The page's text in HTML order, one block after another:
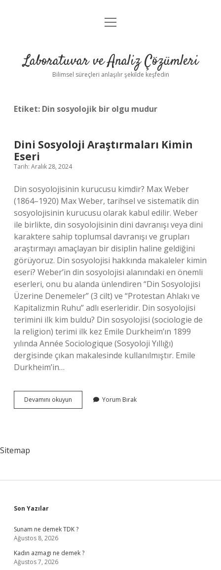
Anasayfa
Yasal Uyarı
menüyü
Laboratuvar ve Analiz Çözümleri
Bilimsel süreçleri anlaşılır şekilde keşfedin
Etiket: Din sosyolojik bir olgu mudur
Dini Sosyoloji Araştırmaları Kimin
Eseri
Tarih: Aralık 28, 2024
Din sosyolojisinin kurucusu kimdir? Max Weber
(1864–1920) Max Weber, tarihsel ve sistematik din
sosyolojisinin kurucusu olarak kabul edilir. Weber
ile birlikte, din sosyolojisinin dini davranışı veya dini
karaktere sahip toplumsal davranışı ve grupları
araştırmayı amaçlayan bir disiplin haline geldiğini
görüyoruz. Din sosyolojisi hakkında makaleler kimin
eseri? Weber’in din sosyolojisi alanındaki en önemli
eserleri, onu bu alanda ünlendiren “Din Sosyolojisi
Üzerine Denemeler” (3 cilt) ve “Protestan Ahlakı ve
Kapitalizmin Ruhu” adlı eserleridir. Din sosyolojisi
terimini ilk kim buldu? Din sosyolojisi (sociologie de
la religion) terimi ilk kez Emile Durkheim’ın 1899
yılında Année Sociologique (Sosyoloji Yıllığı)
dergisinde çıkan makalesinde kullanılmıştır. Emile
Durkheim’in…
Devamını okuyun
Sosyoloji
Yorum Bırak
Sitemap
Sidebar
Son Yazılar
Sunam ne demek TDK ?
Ağustos 8, 2026
Kadın azmagı ne demek ?
Ağustos 7, 2026